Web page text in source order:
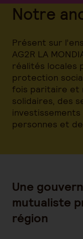
Notre
Présent sur
AG2R LA
réalités locales
protection
fois paritaire et
solidaires, des
personnes et
Une
mutualiste
région